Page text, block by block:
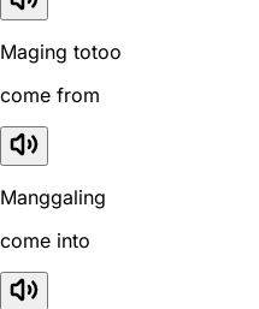
Maging totoo
come from
Manggaling
come into